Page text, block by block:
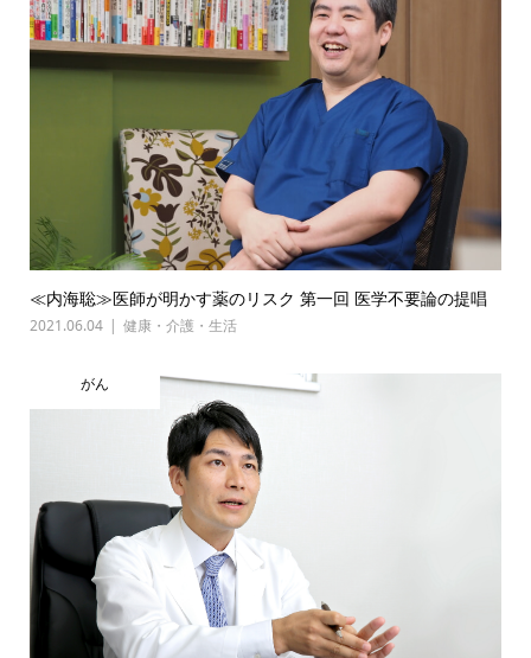
≪内海聡≫医師が明かす薬のリスク 第一回 医学不要論の提唱
2021.06.04 健康・介護・生活
がん